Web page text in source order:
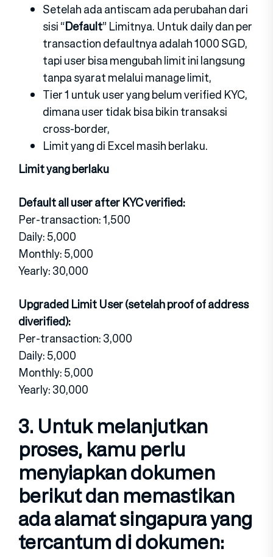
Setelah ada antiscam ada perubahan dari
sisi “Default” Limitnya. Untuk daily dan per
transaction defaultnya adalah 1000 SGD,
tapi user bisa mengubah limit ini langsung
tanpa syarat melalui manage limit,
Tier 1 untuk user yang belum verified KYC,
dimana user tidak bisa bikin transaksi
cross-border,
Limit yang di Excel masih berlaku.
Limit yang berlaku
Default all user after KYC verified:
Per-transaction: 1,500
Daily: 5,000
Monthly: 5,000
Yearly: 30,000
Upgraded Limit User (setelah proof of address
diverified):
Per-transaction: 3,000
Daily: 5,000
Monthly: 5,000
Yearly: 30,000
3. Untuk melanjutkan
proses, kamu perlu
menyiapkan dokumen
berikut dan memastikan
ada alamat singapura yang
tercantum di dokumen: